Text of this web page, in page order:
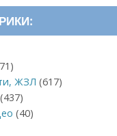
ЖЗЛ (617)
(437)
(40)